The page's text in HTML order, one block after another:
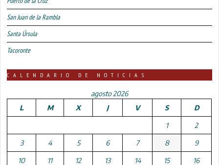
San Juan de la Rambla
Santa Úrsula
Tacoronte
CALENDARIO DE NOTICIAS
agosto 2026
L
M X J V S D
1 2
3 4 5 6 7 8 9
10 11 12 13 14 15 16